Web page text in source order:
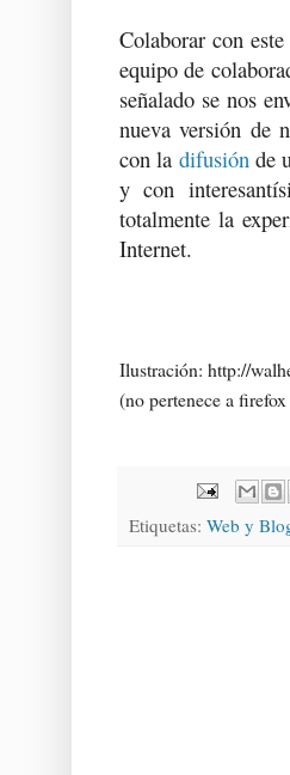
Colaborar con
equipo de
señalado se nos
nueva versión de
con la difusión de
y con
totalmente la
Internet.
Ilustración: http://
(no pertenece a
Etiquetas: Web y